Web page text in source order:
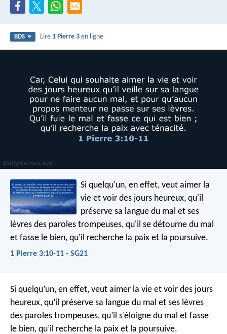
BDS Lire 1 Pierre 3 en ligne
Si quelqu'un, en effet, veut aimer la
vie et voir des jours heureux, qu'il
préserve sa langue du mal et ses
lèvres des paroles trompeuses, qu'il se détourne du mal
et fasse le bien, qu'il recherche la paix et la poursuive.
1 Pierre 3:10-11 - SG21
Si quelqu’un, en effet, veut aimer la vie et voir des jours
heureux, qu’il préserve sa langue du mal et ses lèvres
des paroles trompeuses, qu’il s’éloigne du mal et fasse
le bien, qu’il recherche la paix et la poursuive.